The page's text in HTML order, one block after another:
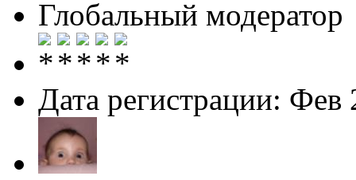
Глобальный модератор
Дата регистрации: Фев